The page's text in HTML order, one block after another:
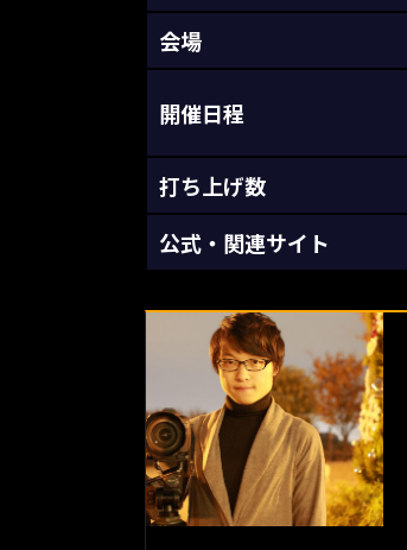
会場
開催日程
打ち上げ数
公式・関連サイト